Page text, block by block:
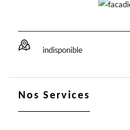
indisponible
Nos Services